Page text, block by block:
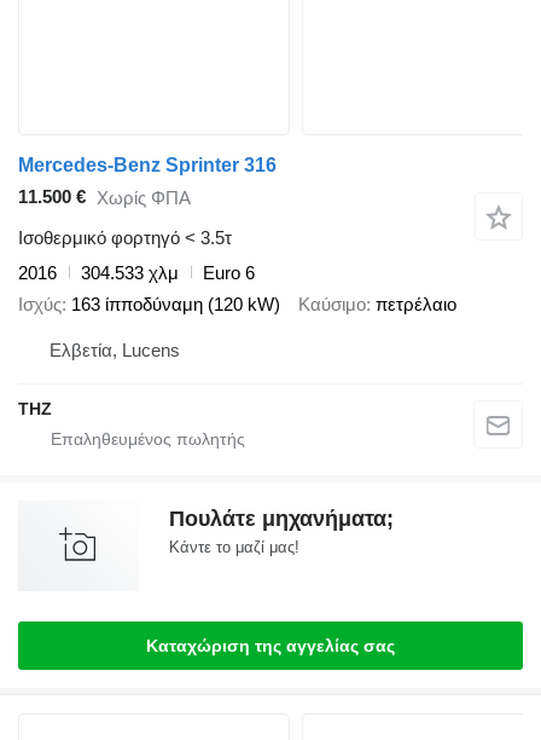
Mercedes-Benz Sprinter 316
11.500 € Χωρίς ΦΠΑ
Ισοθερμικό φορτηγό < 3.5τ
2016
304.533 χλμ
Euro 6
Ισχύς 163 ίπποδύναμη (120 kW) Καύσιμο πετρέλαιο
Ελβετία, Lucens
THZ
Πουλάτε μηχανήματα;
Κάντε το μαζί μας!
Καταχώριση της αγγελίας σας